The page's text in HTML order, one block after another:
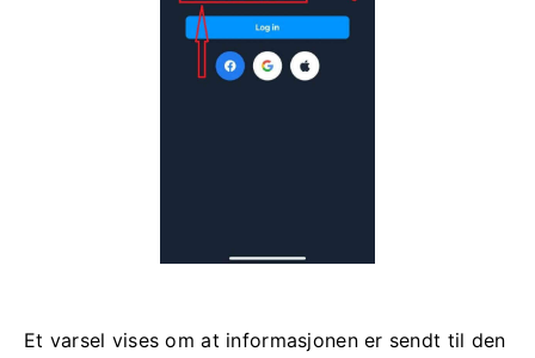
Et varsel vises om at informasjonen er sendt til den